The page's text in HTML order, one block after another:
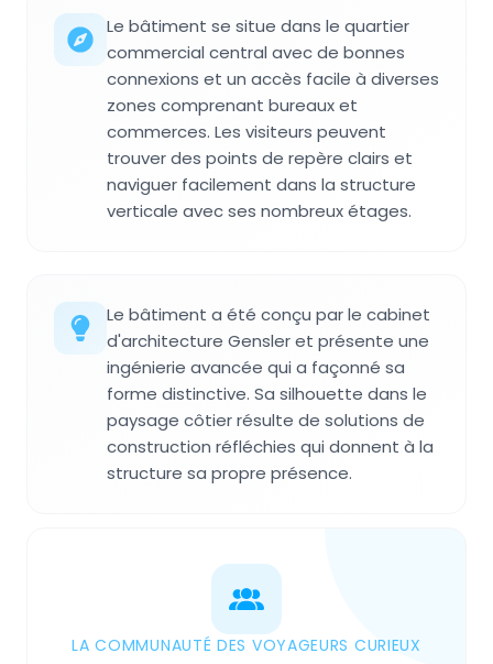
Le bâtiment se situe dans le quartier
commercial central avec de bonnes
connexions et un accès facile à diverses
zones comprenant bureaux et
commerces. Les visiteurs peuvent
trouver des points de repère clairs et
naviguer facilement dans la structure
verticale avec ses nombreux étages.
Le bâtiment a été conçu par le cabinet
d'architecture Gensler et présente une
ingénierie avancée qui a façonné sa
forme distinctive. Sa silhouette dans le
paysage côtier résulte de solutions de
construction réfléchies qui donnent à la
structure sa propre présence.
LA COMMUNAUTÉ DES VOYAGEURS CURIEUX